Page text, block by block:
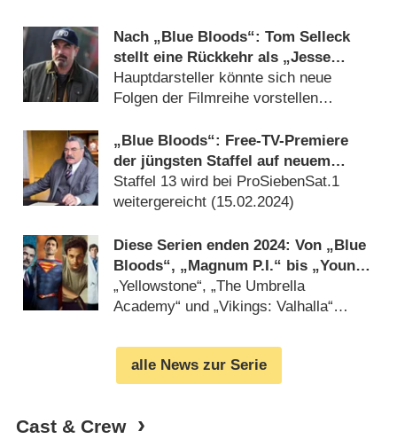
Nach „Blue Bloods“: Tom Selleck
stellt eine Rückkehr als „Jesse
Stone“ in Aussicht
Hauptdarsteller könnte sich neue
Folgen der Filmreihe vorstellen
„Blue Bloods“: Free-TV-Premiere
der jüngsten Staffel auf neuem
Sender
Staffel 13 wird bei ProSiebenSat.1
weitergereicht (15.02.2024)
Diese Serien enden 2024: Von „Blue
Bloods“, „Magnum P.I.“ bis „Young
Sheldon“
„Yellowstone“, „The Umbrella
Academy“ und „Vikings: Valhalla“
alle News zur Serie
Cast & Crew